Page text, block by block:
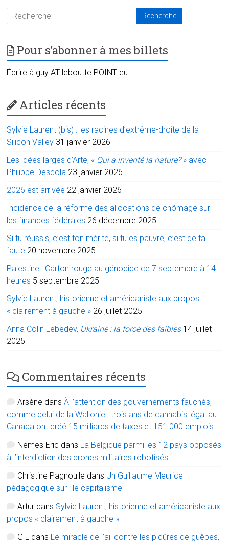
Pour s’abonner à mes billets
Écrire à guy AT leboutte POINT eu
Articles récents
Sylvie Laurent (bis) : les racines d’extrême-droite de la
Silicon Valley 31 janvier 2026
Les idées larges d’Arte, « Qui a inventé la nature?» avec
Philippe Descola 23 janvier 2026
2026 est arrivée 22 janvier 2026
Incidence de la réforme des allocations de chômage sur
les finances fédérales 26 décembre 2025
Si tu réussis, c’est ton mérite, si tu es pauvre, c’est de ta
faute 20 novembre 2025
Palestine : Carton rouge au génocide ce 7 septembre à 14
heures 5 septembre 2025
Sylvie Laurent, historienne et américaniste aux propos
« clairement à gauche » 26 juillet 2025
Anna Colin Lebedev, Ukraine : la force des faibles 14 juillet
2025
Commentaires récents
Arsène dansÀ l’attention des gouvernements fauchés,
comme celui de la Wallonie : trois ans de cannabis légal au
Canada ont créé 15 milliards de taxes et 151.000 emplois
Nemes Eric dans La Belgique parmi les 12 pays opposés
à l’interdiction des drones militaires robotisés
Christine Pagnoulle dans Un Guillaume Meurice
pédagogique sur : le capitalisme
Artur dans Sylvie Laurent, historienne et américaniste aux
propos « clairement à gauche »
G L dans Le miracle de l’ail contre les piqûres de guêpes,